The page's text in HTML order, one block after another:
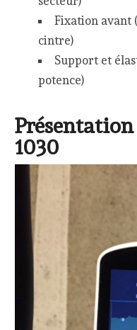
Fixation avant
cintre)
Support et
potence)
1030